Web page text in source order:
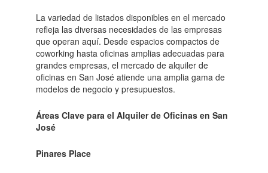
La variedad de listados disponibles en el mercado
refleja las diversas necesidades de las empresas
que operan aquí. Desde espacios compactos de
coworking hasta oficinas amplias adecuadas para
grandes empresas, el mercado de alquiler de
oficinas en San José atiende una amplia gama de
modelos de negocio y presupuestos.
Áreas Clave para el Alquiler de Oficinas en San
José
Pinares Place